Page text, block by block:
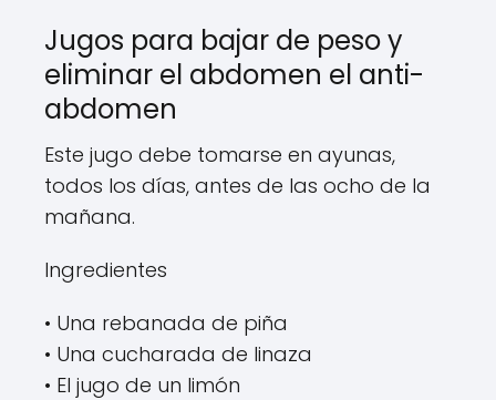
Jugos para bajar de peso y
eliminar el abdomen el anti-
abdomen
Este jugo debe tomarse en ayunas,
todos los días, antes de las ocho de la
mañana.
Ingredientes
• Una rebanada de piña
• Una cucharada de linaza
• El jugo de un limón